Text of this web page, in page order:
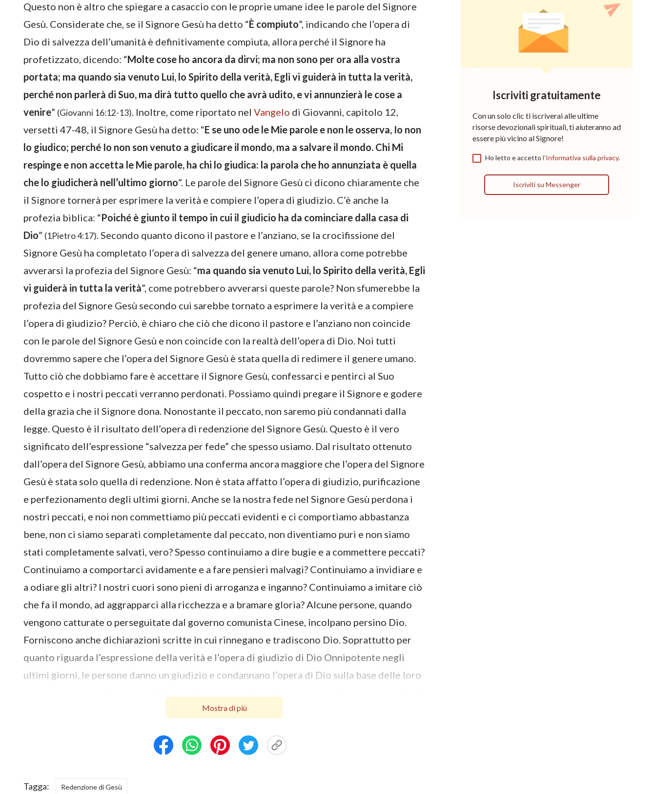
Questo non è altro che spiegare a casaccio con le proprie umane idee le parole del Signore
Gesù. Considerate che, se il Signore Gesù ha detto “È compiuto”, indicando che l’opera di
Dio di salvezza dell’umanità è definitivamente compiuta, allora perché il Signore ha
profetizzato, dicendo: “Molte cose ho ancora da dirvi; ma non sono per ora alla vostra
portata; ma quando sia venuto Lui, lo Spirito della verità, Egli vi guiderà in tutta la verità,
perché non parlerà di Suo, ma dirà tutto quello che avrà udito, e vi annunzierà le cose a
venire” (Giovanni 16:12-13). Inoltre, come riportato nel Vangelo di Giovanni, capitolo 12,
versetti 47-48, il Signore Gesù ha detto: “E se uno ode le Mie parole e non le osserva, Io non
lo giudico; perché Io non son venuto a giudicare il mondo, ma a salvare il mondo. Chi Mi
respinge e non accetta le Mie parole, ha chi lo giudica: la parola che ho annunziata è quella
che lo giudicherà nell’ultimo giorno”. Le parole del Signore Gesù ci dicono chiaramente che
il Signore tornerà per esprimere la verità e compiere l’opera di giudizio. C’è anche la
profezia biblica: “Poiché è giunto il tempo in cui il giudicio ha da cominciare dalla casa di
Dio” (1Pietro 4:17). Secondo quanto dicono il pastore e l’anziano, se la crocifissione del
Signore Gesù ha completato l’opera di salvezza del genere umano, allora come potrebbe
avverarsi la profezia del Signore Gesù: “ma quando sia venuto Lui, lo Spirito della verità, Egli
vi guiderà in tutta la verità”, come potrebbero avverarsi queste parole? Non sfumerebbe la
profezia del Signore Gesù secondo cui sarebbe tornato a esprimere la verità e a compiere
l’opera di giudizio? Perciò, è chiaro che ciò che dicono il pastore e l’anziano non coincide
con le parole del Signore Gesù e non coincide con la realtà dell’opera di Dio. Noi tutti
dovremmo sapere che l’opera del Signore Gesù è stata quella di redimere il genere umano.
Tutto ciò che dobbiamo fare è accettare il Signore Gesù, confessarci e pentirci al Suo
cospetto e i nostri peccati verranno perdonati. Possiamo quindi pregare il Signore e godere
della grazia che il Signore dona. Nonostante il peccato, non saremo più condannati dalla
legge. Questo è il risultato dell’opera di redenzione del Signore Gesù. Questo è il vero
significato dell’espressione “salvezza per fede” che spesso usiamo. Dal risultato ottenuto
dall’opera del Signore Gesù, abbiamo una conferma ancora maggiore che l’opera del Signore
Gesù è stata solo quella di redenzione. Non è stata affatto l’opera di giudizio, purificazione
e perfezionamento degli ultimi giorni. Anche se la nostra fede nel Signore Gesù perdona i
nostri peccati, e noi non commettiamo più peccati evidenti e ci comportiamo abbastanza
bene, non ci siamo separati completamente dal peccato, non diventiamo puri e non siamo
stati completamente salvati, vero? Spesso continuiamo a dire bugie e a commettere peccati?
Continuiamo a comportarci avidamente e a fare pensieri malvagi? Continuiamo a invidiare e
a odiare gli altri? I nostri cuori sono pieni di arroganza e inganno? Continuiamo a imitare ciò
che fa il mondo, ad aggrapparci alla ricchezza e a bramare gloria? Alcune persone, quando
vengono catturate o perseguitate dal governo comunista Cinese, incolpano persino Dio.
Forniscono anche dichiarazioni scritte in cui rinnegano e tradiscono Dio. Soprattutto per
quanto riguarda l’espressione della verità e l’opera di giudizio di Dio Onnipotente negli
ultimi giorni, le persone danno un giudizio e condannano l’opera di Dio sulla base delle loro
perdono dei peccati, ma dentro di noi rimangono la natura e l’indole di Satana. Questa è
peccaminosa, allora resisteremo a Dio, Lo tradiremo e Lo considereremo un nemico. Diresti
dicendo “
Mostra di più
Tagga: Redenzione di Gesù
Iscriviti gratuitamente
Con un solo clic ti iscriverai alle ultime
risorse devozionali spirituali, ti aiuteranno ad
essere più vicino al Signore!
Ho letto e accetto l’Informativa sulla privacy.
Iscriviti su Messenger